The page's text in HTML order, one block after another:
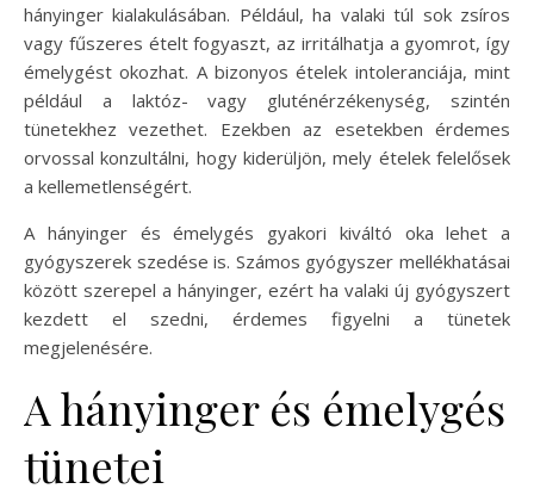
hányinger kialakulásában. Például, ha valaki túl sok zsíros
vagy fűszeres ételt fogyaszt, az irritálhatja a gyomrot, így
émelygést okozhat. A bizonyos ételek intoleranciája, mint
például a laktóz- vagy gluténérzékenység, szintén
tünetekhez vezethet. Ezekben az esetekben érdemes
orvossal konzultálni, hogy kiderüljön, mely ételek felelősek
a kellemetlenségért.
A hányinger és émelygés gyakori kiváltó oka lehet a
gyógyszerek szedése is. Számos gyógyszer mellékhatásai
között szerepel a hányinger, ezért ha valaki új gyógyszert
kezdett el szedni, érdemes figyelni a tünetek
megjelenésére.
A hányinger és émelygés
tünetei